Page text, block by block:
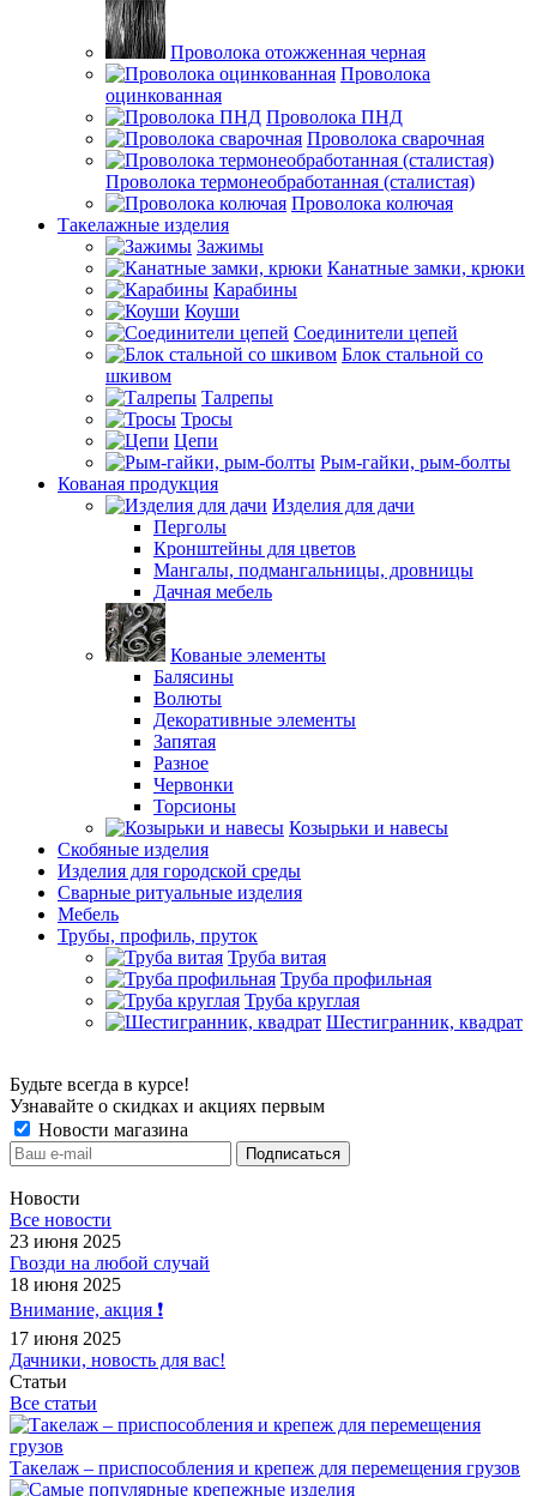
Проволока отожженная черная
Проволока
оцинкованная
Проволока ПНД
Проволока сварочная
Проволока термонеобработанная (сталистая)
Проволока колючая
Такелажные изделия
Зажимы
Канатные замки, крюки
Карабины
Коуши
Соединители цепей
Блок стальной со
шкивом
Талрепы
Тросы
Цепи
Рым-гайки, рым-болты
Кованая продукция
Изделия для дачи
Перголы
Кронштейны для цветов
Мангалы, подмангальницы, дровницы
Дачная мебель
Кованые элементы
Балясины
Волюты
Декоративные элементы
Запятая
Разное
Червонки
Торсионы
Козырьки и навесы
Скобяные изделия
Изделия для городской среды
Сварные ритуальные изделия
Мебель
Трубы, профиль, пруток
Труба витая
Труба профильная
Труба круглая
Шестигранник, квадрат
Будьте всегда в курсе!
Узнавайте о скидках и акциях первым
Новости магазина
Новости
Все новости
23 июня 2025
Гвозди на любой случай
18 июня 2025
Внимание, акция ❗️
17 июня 2025
Дачники, новость для вас!
Статьи
Все статьи
Такелаж – приспособления и крепеж для перемещения грузов